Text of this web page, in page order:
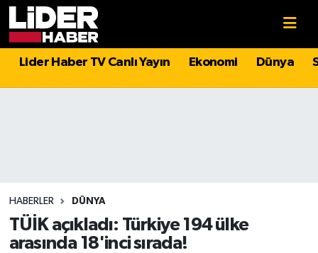
Lider Haber TV Canlı Yayın Ekonomi Dünya
HABERLER DÜNYA
TÜİK açıkladı: Türkiye 194 ülke
arasında 18'inci sırada!
Politika
Magazin
Spor
Hava Durumu
Süper Lig Puan Durumu ve Fikstür
Tüm Manşetler